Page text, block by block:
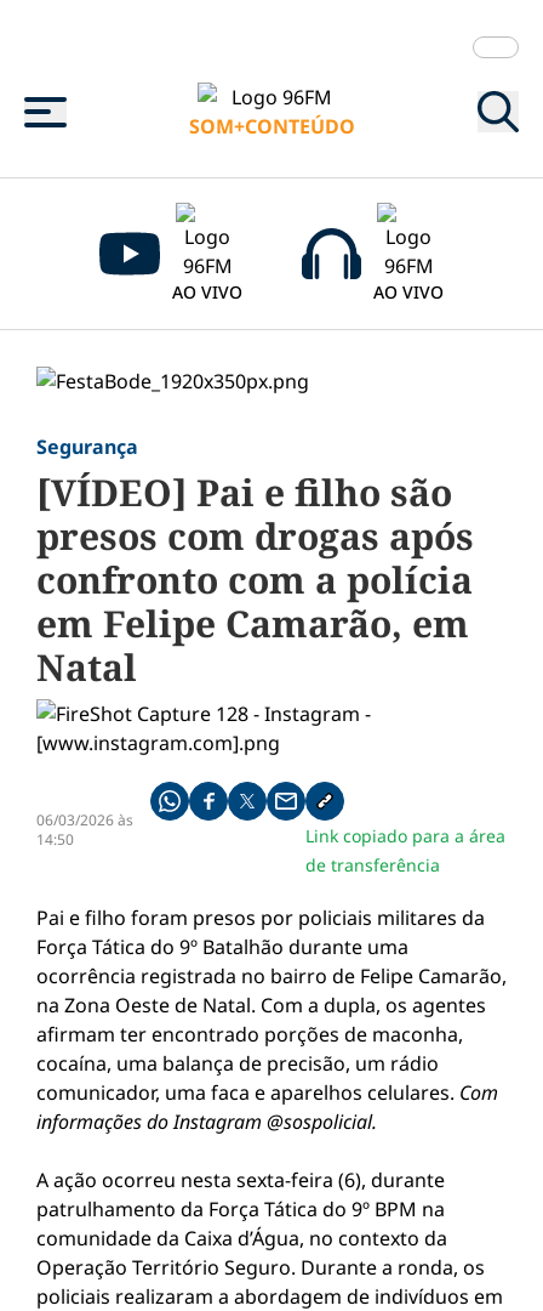
Menu
SOM+CONTEÚDO
AO VIVO AO VIVO
Segurança
[VÍDEO] Pai e filho são
presos com drogas após
confronto com a polícia
em Felipe Camarão, em
Natal
06/03/2026 às
14:50
Compartilhe pelo whatsapp
Compartilhar no facebook
Compartilhar no twitter
Compartilhe pelo email
Copiar link da notícia
Link copiado para a área
de transferência
Pai e filho foram presos por policiais militares da
Força Tática do 9º Batalhão durante uma
ocorrência registrada no bairro de Felipe Camarão,
na Zona Oeste de Natal. Com a dupla, os agentes
afirmam ter encontrado porções de maconha,
cocaína, uma balança de precisão, um rádio
comunicador, uma faca e aparelhos celulares. Com
informações do Instagram @sospolicial.
A ação ocorreu nesta sexta-feira (6), durante
patrulhamento da Força Tática do 9º BPM na
comunidade da Caixa d’Água, no contexto da
Operação Território Seguro. Durante a ronda, os
policiais realizaram a abordagem de indivíduos em